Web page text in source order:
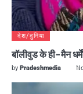
देश/दुनिया
बॉलीवुड के ही-मैन
by Pradeshmedia